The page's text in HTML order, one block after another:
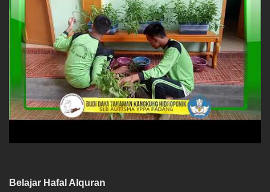
Belajar Hafal Alquran